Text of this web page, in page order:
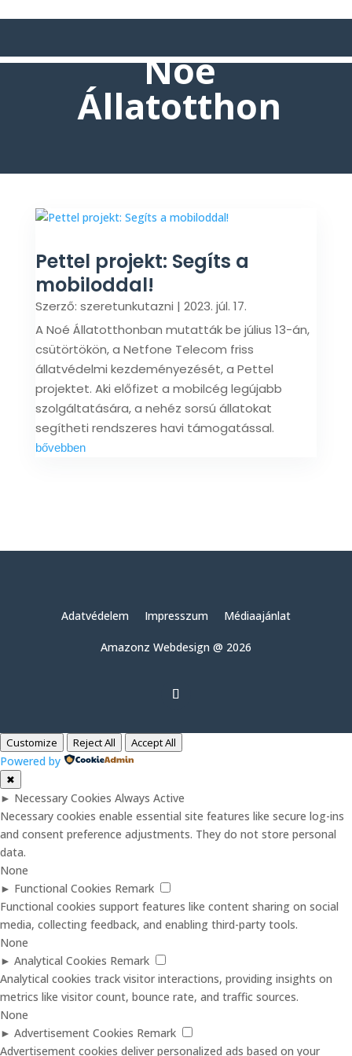
Noé
Állatotthon
Pettel projekt: Segíts a
mobiloddal!
Szerző: szeretunkutazni | 2023. júl. 17.
A Noé Állatotthonban mutatták be július 13-án,
csütörtökön, a Netfone Telecom friss
állatvédelmi kezdeményezését, a Pettel
projektet. Aki előfizet a mobilcég legújabb
szolgáltatására, a nehéz sorsú állatokat
segítheti rendszeres havi támogatással.
bővebben
Adatvédelem Impresszum Médiaajánlat
Amazonz Webdesign @ 2026
Customize Reject All Accept All
Powered by
✖
► Necessary Cookies Always Active
Necessary cookies enable essential site features like secure log-ins
and consent preference adjustments. They do not store personal
data.
None
► Functional Cookies Remark
Functional cookies support features like content sharing on social
media, collecting feedback, and enabling third-party tools.
None
► Analytical Cookies Remark
Analytical cookies track visitor interactions, providing insights on
metrics like visitor count, bounce rate, and traffic sources.
None
► Advertisement Cookies Remark
Advertisement cookies deliver personalized ads based on your